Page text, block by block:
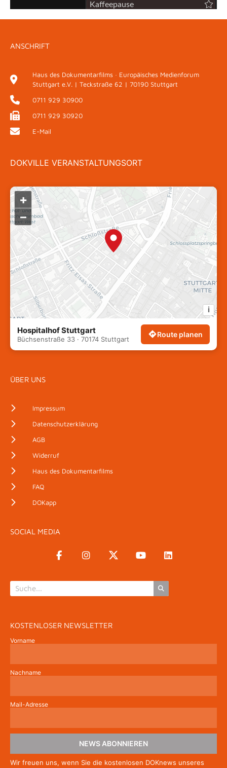
12:00
13:00CEST
16:00CEST
17:00CEST
Kaffeepause
Druck
ZWISCHENRUF: Prof. Dr. Kai
12:30 - 12:45
CASE STUDY: Elon Musk
Uncovered: Das Tesla-Experiment
12:45 - 13:30
Mittagspause
13:30 - 14:30
IMPULS: Paulina Fröhlich
braucht Demokratie?
Kaffeepause
CASE STUDY: Inside Gaza
15:45 - 16:30
ANSCHRIFT
Haus des Dokumentarfilms · Europäisches Medienforum
Stuttgart e.V. | Teckstraße 62 | 70190 Stuttgart
0711 929 30900
0711 929 30920
E-Mail
DOKVILLE VERANSTALTUNGSORT
+
–
i
Hospitalhof Stuttgart
Büchsenstraße 33 · 70174 Stuttgart
Route planen
ÜBER UNS
Impressum
Datenschutzerklärung
AGB
Widerruf
Haus des Dokumentarfilms
FAQ
DOKapp
SOCIAL MEDIA
KOSTENLOSER NEWSLETTER
Vorname
Nachname
Mail-Adresse
NEWS ABONNIEREN
Wir freuen uns, wenn Sie die kostenlosen DOKnews unseres